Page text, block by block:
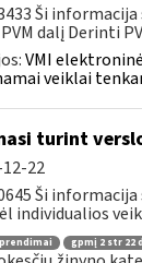
Ši
dalį Derinti
VMI
veiklai
turint
22
Ši
individualios
gpmį 2 str 22 d